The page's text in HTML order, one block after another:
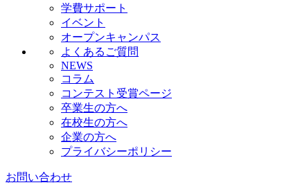
学費サポート
イベント
オープンキャンパス
よくあるご質問
NEWS
コラム
コンテスト受賞ページ
卒業生の方へ
在校生の方へ
企業の方へ
プライバシーポリシー
お問い合わせ